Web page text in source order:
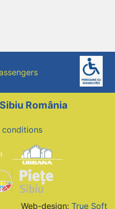
România
conditions
Web-design: True Soft